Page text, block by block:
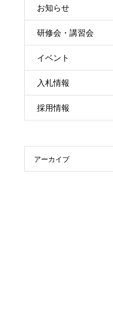
お知らせ
研修会・講習会
イベント
入札情報
採用情報
アーカイブ